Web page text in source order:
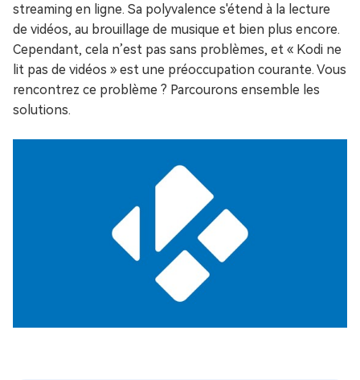
streaming en ligne. Sa polyvalence s'étend à la lecture
de vidéos, au brouillage de musique et bien plus encore.
Cependant, cela n’est pas sans problèmes, et « Kodi ne
lit pas de vidéos » est une préoccupation courante. Vous
rencontrez ce problème ? Parcourons ensemble les
solutions.